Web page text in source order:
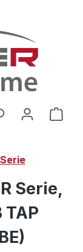
Serie,
TAP